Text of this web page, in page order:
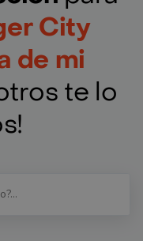
City
de mi
te lo